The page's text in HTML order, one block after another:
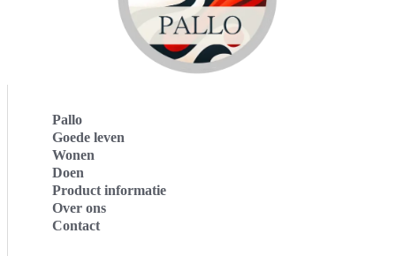
Pallo
Goede leven
Wonen
Doen
Product informatie
Over ons
Contact